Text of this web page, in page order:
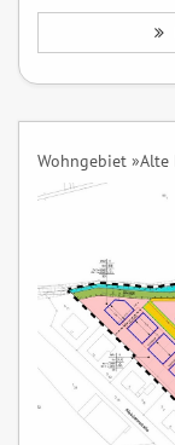
Wohngebiet »Alte